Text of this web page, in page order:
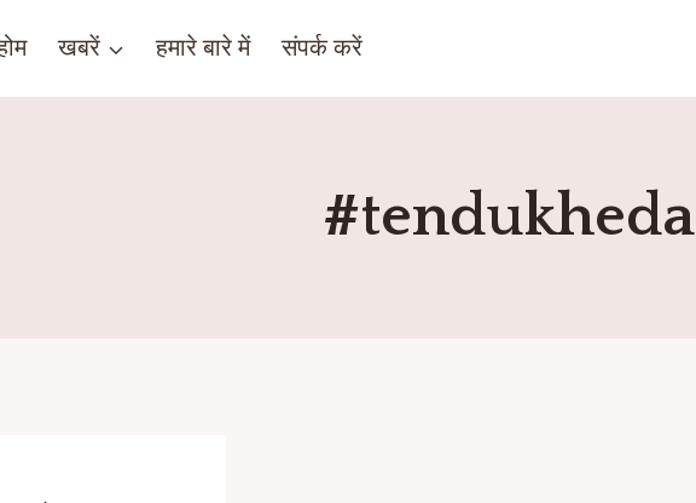
खबरें हमारे बारे में संपर्क करें
#tendukheda